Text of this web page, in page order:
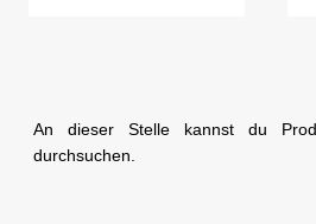
An dieser Stelle kannst du
durchsuchen.